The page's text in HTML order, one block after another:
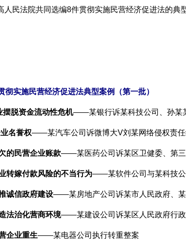
民法院共同选编8件贯彻实施民营经济促进法的典
彻实施民营经济促进法典型案例（第一批）
脱资金流动性危机——某银行诉某科技公司、孙某
名誉权——某汽车公司诉微博大V刘某网络侵权责任
的民营企业账款——某医药公司诉某区卫健委、第
转嫁付款风险的不当行为——某软件公司与某科技公
诚信政府建设——某房地产公司诉某市人民政府、
法治化营商环境——某建设公司诉某区人民政府行
企业重生——某电器公司执行转重整案